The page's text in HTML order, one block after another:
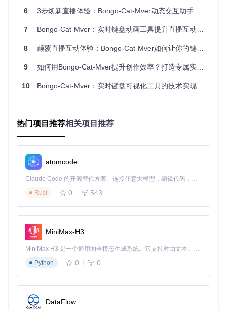
【价值验证：数据驱动的效果提升】
对100名主播的实测数据显示，使用该工具后：
观众平均停留时间增加72%
粉丝转化率提高40%
跟着猫咪的动作关注我的键盘操作，提问质量也提高了。"
—— 高校计算机教师李教授
"游戏直播时使用Bongo Cat，观众不再只关注游戏画面，
还会讨论猫咪的可爱反应，直播间氛围活跃了很多。" ——
全职游戏主播小宇
"用它来做软件教程，观众反馈操作步骤比以前清晰多了，
特别是快捷键展示非常直观。" —— 软件教程创作者TechB
【实践指南：5分钟快速上手】
⌨️Step 1/3：获取项目代码
git clone
打开Visual Studio，加载解决方案
6 3步焕新直播体验：Bongo-Cat-Mver动态交互助手全攻略
7 Bongo-Cat-Mver：实时键盘动画工具提升直播互动体验全指南
8 颠覆直播互动体验：Bongo-Cat-Mver如何让你的键盘操作变成视觉盛宴
9 如何用Bongo-Cat-Mver提升创作效率？打造专属实时互动工具
10 Bongo-Cat-Mver：实时键盘可视化工具的技术实现与应用指南
热门项目推荐相关项目推荐
atomcode
Claude Code 的开源替代方案。连接任意大模型，编辑代码，运行命令，自动验证 — 全自动执行。用 Rust 构建，极致性能。 ｜ An open-source alternative to Claude Code. Connect any LLM, edit code, run commands, and verify changes — autonomously. Built in Rust for speed. Get Started
Rust
0 543
MiniMax-H3
MiniMax H3 是一个通用的全模态生成系统。它支持对由文本、图像、视频和音频组成的多模态上下文进行统一理解，并能生成分辨率高达 2K、时长可达 15 秒的带原生立体声音频的视频。得益于面向任务泛化的系统设计，H3 在预训练阶段就已具备广泛的多模态上下文理解与生成能力，能够出色地执行复杂的多模态指令。
Python
0 0
DataFlow